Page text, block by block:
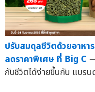
ปรับสมดุลชีวิตด้วยอาหา
ลดราคาพิเศษ ที่ Big C
กับชีวิตได้ง่ายขึ้นกับ แบร